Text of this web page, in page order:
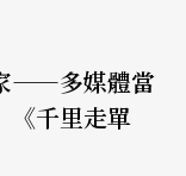
——多媒體當
《千里走單